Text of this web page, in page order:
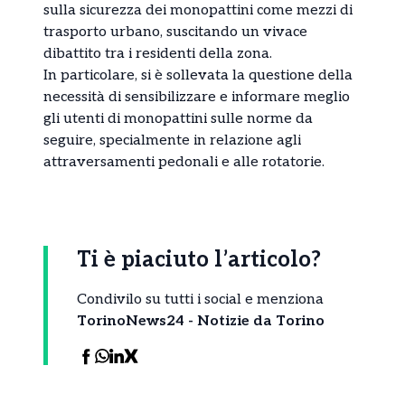
sulla sicurezza dei monopattini come mezzi di
trasporto urbano, suscitando un vivace
dibattito tra i residenti della zona.
In particolare, si è sollevata la questione della
necessità di sensibilizzare e informare meglio
gli utenti di monopattini sulle norme da
seguire, specialmente in relazione agli
attraversamenti pedonali e alle rotatorie.
Ti è piaciuto l’articolo?
Condivilo su tutti i social e menziona
TorinoNews24 - Notizie da Torino